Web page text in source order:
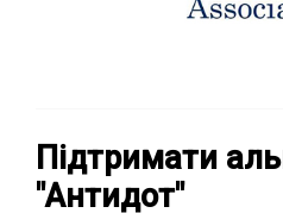
Підтримати
"Антидот"